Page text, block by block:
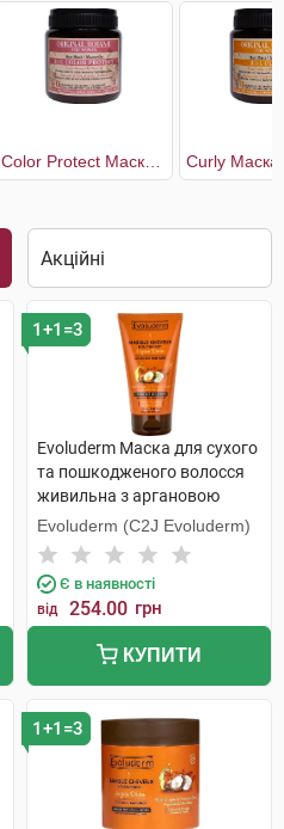
1+1=3
Evoluderm Маска для сухого
та пошкодженого волосся
живильна з аргановою
олією 150 мл 1 туба
Evoluderm (C2J Evoluderm)
Є в наявності
від 254.00 грн
КУПИТИ
1+1=3